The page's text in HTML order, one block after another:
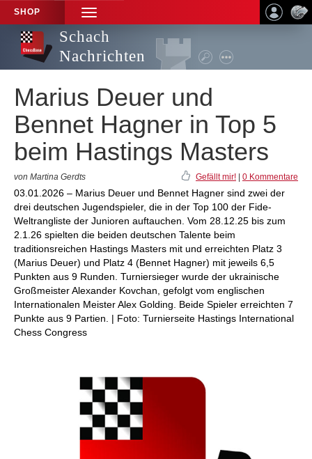
SHOP
TOGGLE
NAVIGATION
Schach
Nachrichten
Marius Deuer und
Bennet Hagner in Top 5
beim Hastings Masters
von Martina Gerdts Gefällt mir! 0 Kommentare
03.01.2026 – Marius Deuer und Bennet Hagner sind zwei der
drei deutschen Jugendspieler, die in der Top 100 der Fide-
Weltrangliste der Junioren auftauchen. Vom 28.12.25 bis zum
2.1.26 spielten die beiden deutschen Talente beim
traditionsreichen Hastings Masters mit und erreichten Platz 3
(Marius Deuer) und Platz 4 (Bennet Hagner) mit jeweils 6,5
Punkten aus 9 Runden. Turniersieger wurde der ukrainische
Großmeister Alexander Kovchan, gefolgt vom englischen
Internationalen Meister Alex Golding. Beide Spieler erreichten 7
Punkte aus 9 Partien. | Foto: Turnierseite Hastings International
Chess Congress